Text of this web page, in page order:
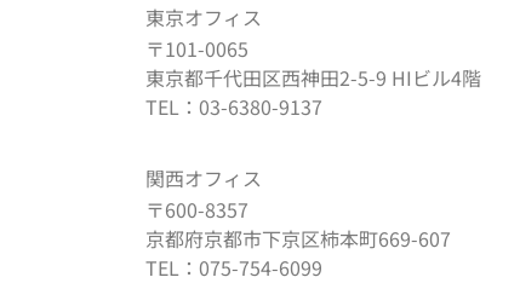
東京オフィス
〒101-0065
東京都千代田区西神田2-5-9 HIビル4階
TEL：03-6380-9137
関西オフィス
〒600-8357
京都府京都市下京区柿本町669-607
TEL：075-754-6099